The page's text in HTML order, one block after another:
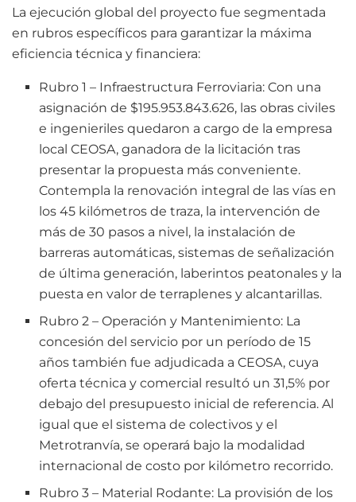
La ejecución global del proyecto fue segmentada
en rubros específicos para garantizar la máxima
eficiencia técnica y financiera:
Rubro 1 – Infraestructura Ferroviaria: Con una
asignación de $195.953.843.626, las obras civiles
e ingenieriles quedaron a cargo de la empresa
local CEOSA, ganadora de la licitación tras
presentar la propuesta más conveniente.
Contempla la renovación integral de las vías en
los 45 kilómetros de traza, la intervención de
más de 30 pasos a nivel, la instalación de
barreras automáticas, sistemas de señalización
de última generación, laberintos peatonales y la
puesta en valor de terraplenes y alcantarillas.
Rubro 2 – Operación y Mantenimiento: La
concesión del servicio por un período de 15
años también fue adjudicada a CEOSA, cuya
oferta técnica y comercial resultó un 31,5% por
debajo del presupuesto inicial de referencia. Al
igual que el sistema de colectivos y el
Metrotranvía, se operará bajo la modalidad
internacional de costo por kilómetro recorrido.
Rubro 3 – Material Rodante: La provisión de los